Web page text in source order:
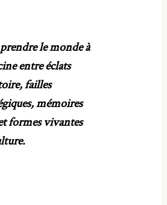
le monde à
entre éclats
failles
mémoires
formes vivantes